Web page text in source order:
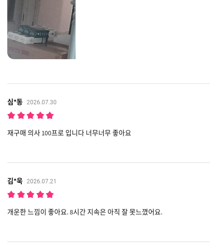
심*동 2026.07.30
재구매 의사 100프로 입니다 너무너무 좋아요
김*욱 2026.07.21
개운한 느낌이 좋아요. 8시간 지속은 아직 잘 못느꼈어요.